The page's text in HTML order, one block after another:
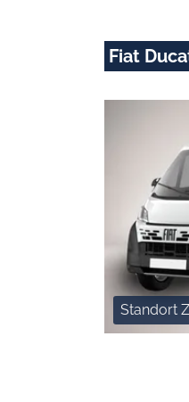
Fiat
Standort